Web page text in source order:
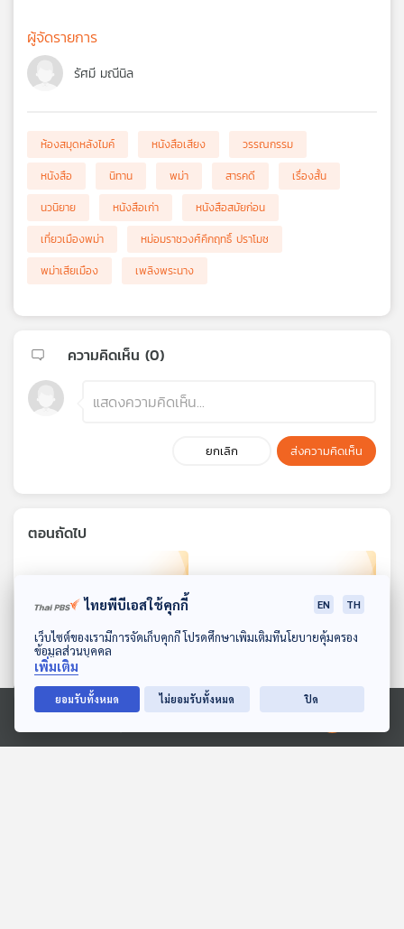
ดาวน์โหลด Thai PBS Podcast Application
Ⓒ 2020 องค์การกระจายเสียงและแพร่ภาพสาธารณะแห่งประเทศไทย
ผู้จัดรายการ
รัศมี มณีนิล
ห้องสมุดหลังไมค์ หนังสือเสียง
วรรณกรรม
หนังสือ
นิทาน พม่า สารคดี
เรื่องสั้น
นวนิยาย
หนังสือเก่า
หนังสือสมัยก่อน
เที่ยวเมืองพม่า
หม่อมราชวงศ์คึกฤทธิ์ ปราโมช
พม่าเสียเมือง
เพลิงพระนาง
ความคิดเห็น (0)
ยกเลิก ส่งความคิดเห็น
ตอนถัดไป
38:52
EP. 14: พม่าเสียเมือง EP. 15: พม่าเสียเมือง
ไทยพีบีเอสใช้คุกกี้ EN TH
เว็บไซต์ของเรามีการจัดเก็บคุกกี้ โปรดศึกษาเพิ่มเติมที่นโยบายคุ้มครอง
ข้อมูลส่วนบุคคล
เพิ่มเติม
ยอมรับทั้งหมด ไม่ยอมรับทั้งหมด ปิด